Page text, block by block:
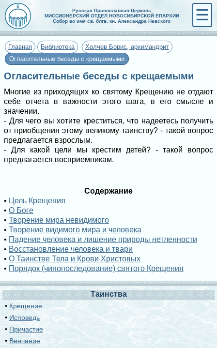
Русская Православная Церковь
МИССИОНЕРСКИЙ ОТДЕЛ НОВОСИБИРСКОЙ ЕПАРХИИ
Собор во имя св. блгв. кн. Александра Невского
☰
Главная Библиотека
Холчев Борис, архимандрит
Огласительные беседы с крещаемыми
Огласительные беседы с крещаемыми
Многие из приходящих ко святому Крещению не отдают
себе отчета в важности этого шага, в его смысле и
значении.
- Для чего вы хотите креститься, что надеетесь получить
от приобщения этому великому таинству? - такой вопрос
предлагается взрослым.
- Для какой цели мы крестим детей? - такой вопрос
предлагается восприемникам.
Содержание
• Цель Крещения
• О Боге
• Творение мира невидимого
• Творение видимого мира и человека
• Падение человека и лишение природы нетленности
• Восстановление человека и твари
• О Таинстве Тела и Крови Христовых
• Порядок (чинопоследование) святого Крещения
Таинства
• Крещение
• Исповедь
• Причастие
• Венчание